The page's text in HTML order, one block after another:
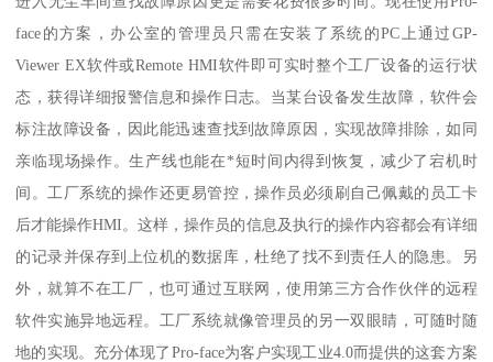
face的方案，办公室的管理员只需在安装了系统的PC上通过GP-
Viewer EX软件或Remote HMI软件即可实时整个工厂设备的运行状
态，获得详细报警信息和操作日志。当某台设备发生故障，软件会
标注故障设备，因此能迅速查找到故障原因，实现故障排除，如同
亲临现场操作。生产线也能在*短时间内得到恢复，减少了宕机时
间。工厂系统的操作还更易管控，操作员必须刷自己佩戴的员工卡
后才能操作HMI。这样，操作员的信息及执行的操作内容都会有详细
的记录并保存到上位机的数据库，杜绝了找不到责任人的隐患。另
外，就算不在工厂，也可通过互联网，使用第三方合作伙伴的远程
软件实施异地远程。工厂系统就像管理员的另一双眼睛，可随时随
地的实现。充分体现了Pro-face为客户实现工业4.0而提供的这套方案